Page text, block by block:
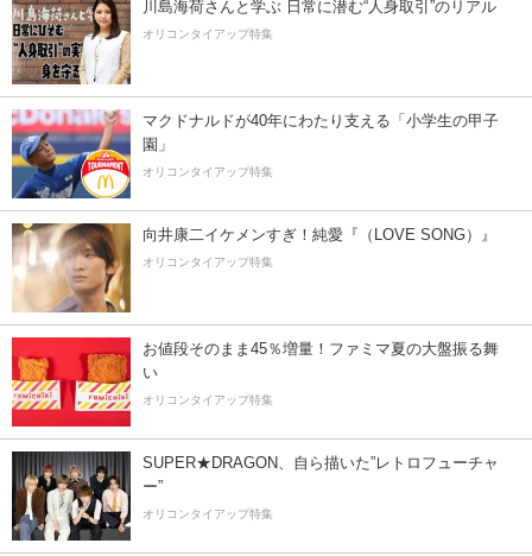
川島海荷さんと学ぶ 日常に潜む“人身取引”のリアル
オリコンタイアップ特集
マクドナルドが40年にわたり支える「小学生の甲子
園」
オリコンタイアップ特集
向井康二イケメンすぎ！純愛『（LOVE SONG）』
オリコンタイアップ特集
お値段そのまま45％増量！ファミマ夏の大盤振る舞
い
オリコンタイアップ特集
SUPER★DRAGON、自ら描いた”レトロフューチャ
ー”
オリコンタイアップ特集